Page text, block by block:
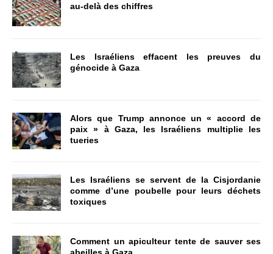
au-delà des chiffres
Les Israéliens effacent les preuves du
génocide à Gaza
Alors que Trump annonce un « accord de
paix » à Gaza, les Israéliens multiplie les
tueries
Les Israéliens se servent de la Cisjordanie
comme d’une poubelle pour leurs déchets
toxiques
Comment un apiculteur tente de sauver ses